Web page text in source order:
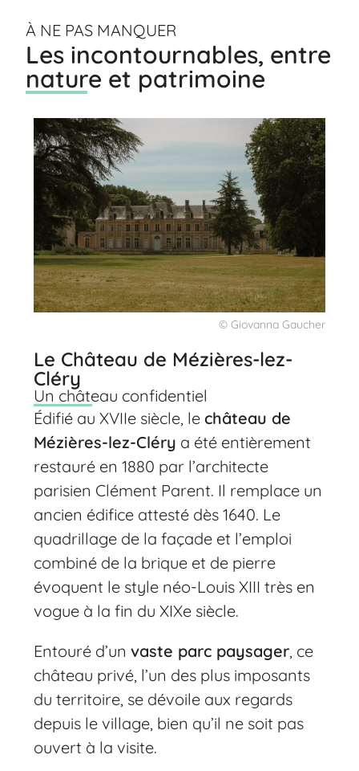
À NE PAS MANQUER
Les incontournables, entre
nature et patrimoine
© Giovanna Gaucher
Le Château de Mézières-lez-
Cléry
Un château confidentiel
Édifié au XVIIe siècle, lechâteau de
Mézières-lez-Cléry a été entièrement
restauré en 1880 par l’architecte
parisien Clément Parent. Il remplace un
ancien édifice attesté dès 1640. Le
quadrillage de la façade et l’emploi
combiné de la brique et de pierre
évoquent le style néo-Louis XIII très en
vogue à la fin du XIXe siècle.
Entouré d’unvaste parc paysager, ce
château privé, l’un des plus imposants
du territoire, se dévoile aux regards
depuis le village, bien qu’il ne soit pas
ouvert à la visite.